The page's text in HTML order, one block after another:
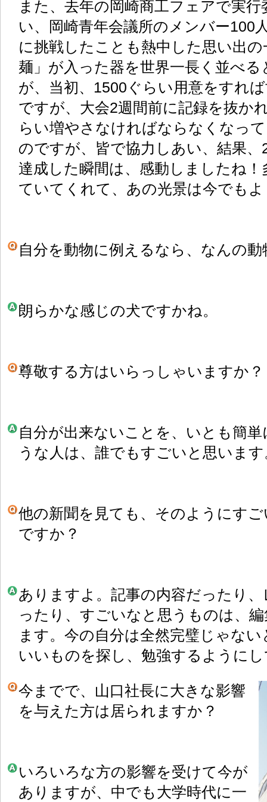
また、去年の岡崎商工フェアで実
い、岡崎青年会議所のメンバー100
に挑戦したことも熱中した思い出
麺」が入った器を世界一長く並べ
が、当初、1500ぐらい用意をすれ
ですが、大会2週間前に記録を抜か
らい増やさなければならなくなっ
のですが、皆で協力しあい、結果
達成した瞬間は、感動しましたね
ていてくれて、あの光景は今でも
自分を動物に例えるなら、なんの
朗らかな感じの犬ですかね。
尊敬する方はいらっしゃいますか？
自分が出来ないことを、いとも簡
うな人は、誰でもすごいと思います
他の新聞を見ても、そのようにす
ですか？
ありますよ。記事の内容だったり
ったり、すごいなと思うものは、
ます。今の自分は全然完璧じゃな
いいものを探し、勉強するように
今までで、山口社長に大きな影響
を与えた方は居られますか？
いろいろな方の影響を受けて今が
ありますが、中でも大学時代に一